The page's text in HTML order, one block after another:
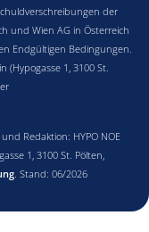
der
und Wien AG in Österreich
Endgültigen Bedingungen.
(Hypogasse 1, 3100 St.
Redaktion: HYPO NOE
1, 3100 St. Pölten,
. Stand: 06/2026